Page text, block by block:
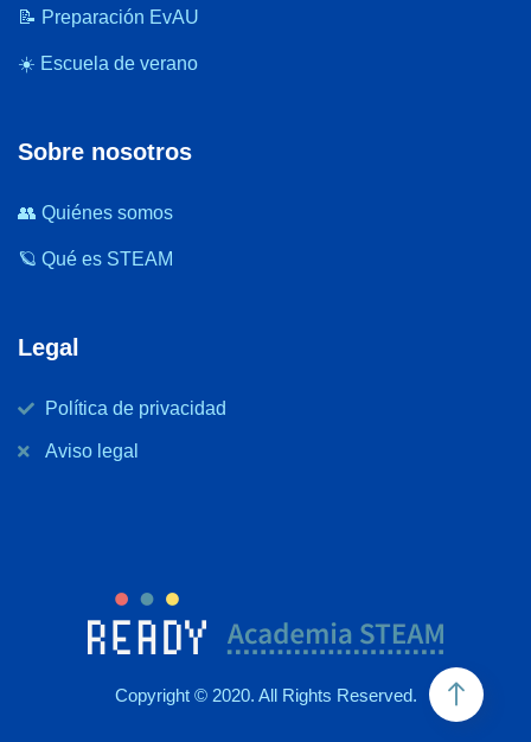
📝 Preparación EvAU
☀️ Escuela de verano
Sobre nosotros
👥 Quiénes somos
🪐 Qué es STEAM
Legal
Política de privacidad
Aviso legal
Copyright © 2020. All Rights Reserved.